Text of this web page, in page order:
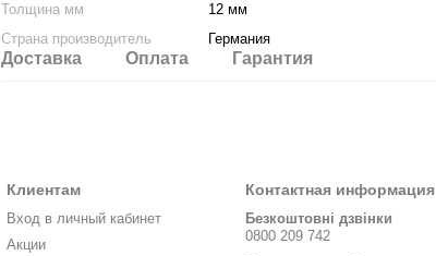
Толщина мм
12 мм
Страна производитель
Германия
Доставка Оплата Гарантия
Клиентам
Вход в личный кабинет
Акции
Контактная информация
Безкоштовні дзвінки
0800 209 742